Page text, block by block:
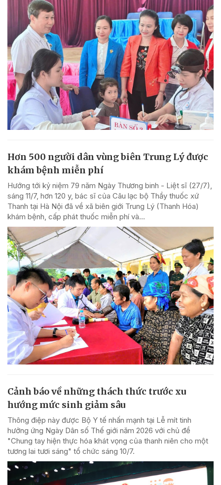
Hơn 500 người dân vùng biên Trung Lý được
khám bệnh miễn phí
Hướng tới kỷ niệm 79 năm Ngày Thương binh - Liệt sĩ (27/7),
sáng 11/7, hơn 120 y, bác sĩ của Câu lạc bộ Thầy thuốc xứ
Thanh tại Hà Nội đã về xã biên giới Trung Lý (Thanh Hóa)
khám bệnh, cấp phát thuốc miễn phí và...
Cảnh báo về những thách thức trước xu
hướng mức sinh giảm sâu
Thông điệp này được Bộ Y tế nhấn mạnh tại Lễ mít tinh
hưởng ứng Ngày Dân số Thế giới năm 2026 với chủ đề
"Chung tay hiện thực hóa khát vọng của thanh niên cho một
tương lai tươi sáng" tổ chức sáng 10/7.